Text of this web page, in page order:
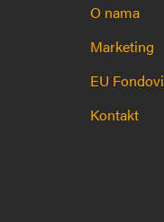
O nama
Marketing
EU Fondovi
Kontakt